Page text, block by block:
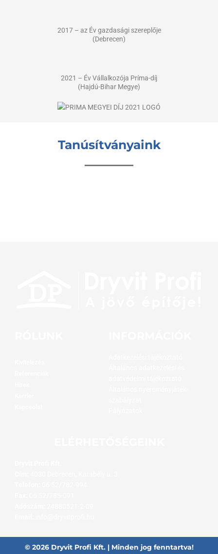
2017 – az Év gazdasági szereplője
(Debrecen)
2021 – Év Vállalkozója Príma-díj
(Hajdú-Bihar Megye)
Tanúsítványaink
© 2026 Dryvit Profi Kft. | Minden jog fenntartva!